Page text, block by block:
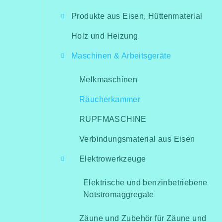
Produkte aus Eisen, Hüttenmaterial
Holz und Heizung
Maschinen & Arbeitsgeräte
Melkmaschinen
Räucherkammer
RUPFMASCHINE
Verbindungsmaterial aus Eisen
Elektrowerkzeuge
Elektrische und benzinbetriebene
Notstromaggregate
Zäune und Zubehör für Zäune und